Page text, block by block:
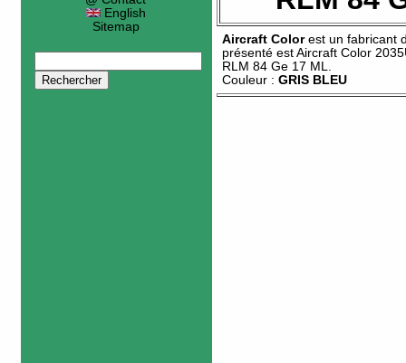
English
Sitemap
Aircraft Colorest un fabricant
présenté estAircraft Color
RLM 84 Ge 17 ML
Couleur :GRIS BLEU